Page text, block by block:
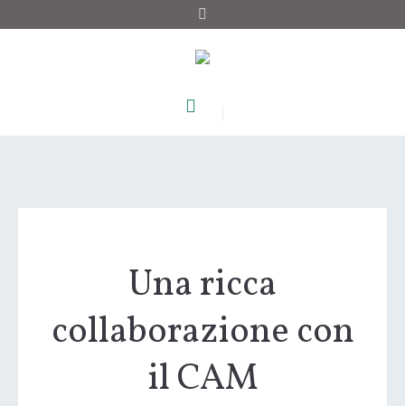
Una ricca
collaborazione con
il CAM